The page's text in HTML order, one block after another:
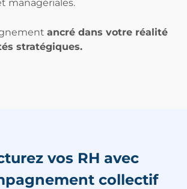
managériales.
ancré dans votre réalité
stratégiques.
vos RH avec
collectif